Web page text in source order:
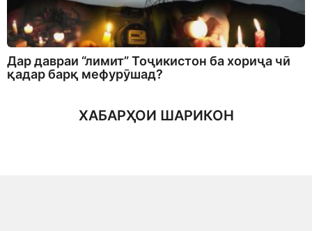
Дар давраи “лимит” Тоҷикистон ба хориҷа чӣ
қадар барқ мефурӯшад?
ХАБАРҲОИ ШАРИКОН